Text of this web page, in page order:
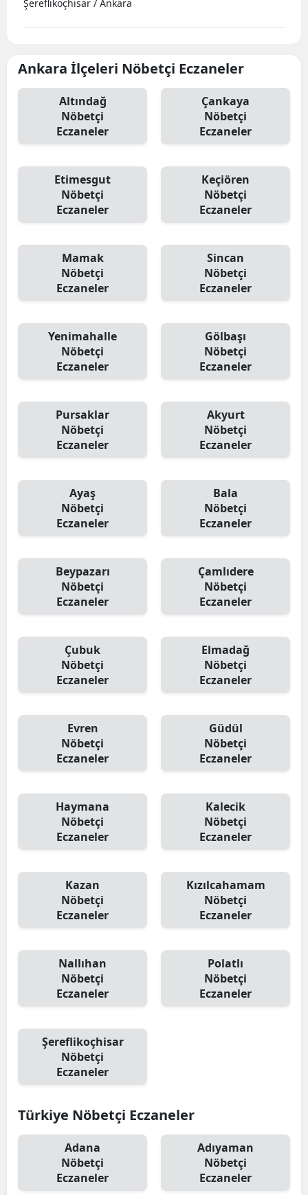
Şereflikoçhisar / Ankara
Ankara İlçeleri Nöbetçi Eczaneler
Altındağ
Nöbetçi
Eczaneler
Çankaya
Nöbetçi
Eczaneler
Etimesgut
Nöbetçi
Eczaneler
Keçiören
Nöbetçi
Eczaneler
Mamak
Nöbetçi
Eczaneler
Sincan
Nöbetçi
Eczaneler
Yenimahalle
Nöbetçi
Eczaneler
Gölbaşı
Nöbetçi
Eczaneler
Pursaklar
Nöbetçi
Eczaneler
Akyurt
Nöbetçi
Eczaneler
Ayaş
Nöbetçi
Eczaneler
Bala
Nöbetçi
Eczaneler
Beypazarı
Nöbetçi
Eczaneler
Çamlıdere
Nöbetçi
Eczaneler
Çubuk
Nöbetçi
Eczaneler
Elmadağ
Nöbetçi
Eczaneler
Evren
Nöbetçi
Eczaneler
Güdül
Nöbetçi
Eczaneler
Haymana
Nöbetçi
Eczaneler
Kalecik
Nöbetçi
Eczaneler
Kazan
Nöbetçi
Eczaneler
Kızılcahamam
Nöbetçi
Eczaneler
Nallıhan
Nöbetçi
Eczaneler
Polatlı
Nöbetçi
Eczaneler
Şereflikoçhisar
Nöbetçi
Eczaneler
Türkiye Nöbetçi Eczaneler
Adana
Nöbetçi
Eczaneler
Adıyaman
Nöbetçi
Eczaneler